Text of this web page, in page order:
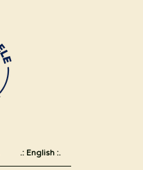
.: English :.